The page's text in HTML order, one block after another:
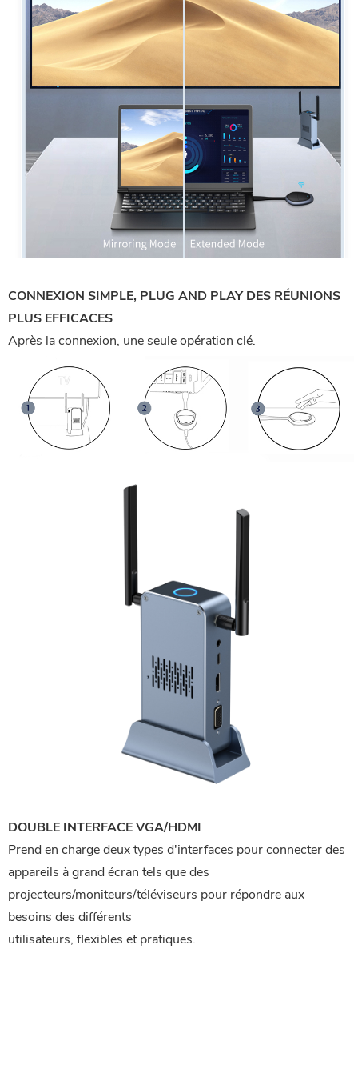
CONNEXION SIMPLE, PLUG AND PLAY DES RÉUNIONS
PLUS EFFICACES
Après la connexion, une seule opération clé.
DOUBLE INTERFACE VGA/HDMI
Prend en charge deux types d'interfaces pour connecter des
appareils à grand écran tels que des
projecteurs/moniteurs/téléviseurs pour répondre aux
besoins des différents
utilisateurs, flexibles et pratiques.